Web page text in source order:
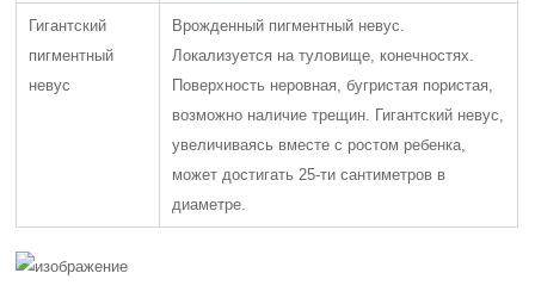
Гигантский
пигментный
невус
Врожденный пигментный невус.
Локализуется на туловище, конечностях.
Поверхность неровная, бугристая пористая,
возможно наличие трещин. Гигантский невус,
увеличиваясь вместе с ростом ребенка,
может достигать 25-ти сантиметров в
диаметре.